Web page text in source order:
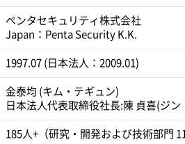
ペンタセキュリティ株式会社
Japan：Penta Security K.K.
1997.07 (日本法人：2009.01)
金泰均 (キム・テギュン)
日本法人代表取締役社長:陳 貞喜(ジン
185人+（研究・開発および技術部門